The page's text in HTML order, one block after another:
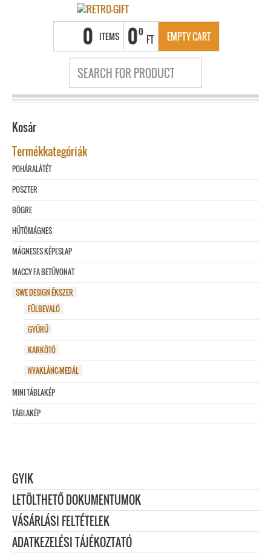
0 ITEMS 00
FT EMPTY CART
Kosár
Termékkategóriák
POHÁRALÁTÉT
POSZTER
BÖGRE
HŰTÖMÁGNES
MÁGNESES KÉPESLAP
MACCY FA BETŰVONAT
SWE DESIGN ÉKSZER
FÜLBEVALÓ
GYŰRŰ
KARKÖTŐ
NYAKLÁNC-MEDÁL
MINI TÁBLAKÉP
TÁBLAKÉP
GYIK
LETÖLTHETŐ DOKUMENTUMOK
VÁSÁRLÁSI FELTÉTELEK
ADATKEZELÉSI TÁJÉKOZTATÓ